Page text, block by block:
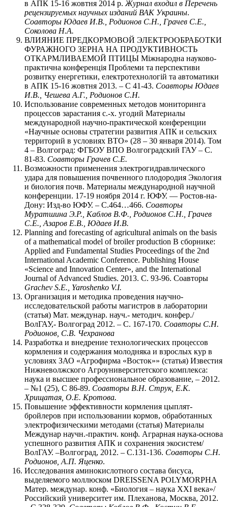
в АПК 15-16 жовтня 2014 р. Журнал входил в Перечень
рецензируемых научных изданий ВАК Украины.
Соавторы Юдаев И.В., Родионов С.Н., Грачев С.Е.,
Соколова Н.А.
ВЛИЯНИЕ ПРЕДКОРМОВОЙ ЭЛЕКТРООБРАБОТКИ
ФУРАЖНОГО ЗЕРНА НА ПРОДУКТИВНОСТЬ
ОТКАРМЛИВАЕМОЙ ПТИЦЫ Міжнародна науково-
практична конференція Проблеми та перспективи
розвитку енергетики, електротехнологій та автоматики
в АПК 15-16 жовтня 2013. – С 41-43. Соавторы Юдаев
И.В., Чешева А.Г., Родионов С.Н.
Использование современных методов мониторинга
процессов зарастания с.-х. угодий Материалы
международной научно-практической конференции
«Научные основы стратегии развития АПК и сельских
территорий в условиях ВТО» (28 – 30 января 2014). Том
4 – Волгоград: ФГБОУ ВПО Волгоградский ГАУ – С.
81-83. Соавторы Грачев С.Е.
Возможности применения электрогидравлического
удара для повышения почвенного плодородия Экология
и биология почв. Материалы международной научной
конференции. 17-19 ноября 2014 г. ЮФУ. — Ростов-на-
Дону: Изд-во ЮФУ. – С.464…466. Соавторы
Муратшина Э.Р., Каблов В.Ф., Родионов С.Н., Грачев
С.Е., Азаров Е.В., Юдаев И.В.
Planning and forecasting of agricultural animals on the basis
of a mathematical model of broiler production В сборнике:
Applied and Fundamental Studies Proceedings of the 2nd
International Academic Conference. Publishing House
«Science and Innovation Center», and the International
Journal of Advanced Studies. 2013. С. 93-96. Соавторы
Grachev S.E., Yaroshenko V.I.
Организация и методика проведения научно-
исследовательской работы магистров в лаборатории
(статья) Мат. междунар. науч.- методич. конфер./
ВолГАУ,- Волгоград 2012. – С. 167-170. Соавторы С.Н.
Родионов, С.В. Чехранова
Разработка и внедрение технологических процессов
кормления и содержания молодняка и взрослых кур в
условиях ЗАО «Агрофирма «Восток»» (статья) Известия
Нижневолжского Агроуниверситетского комплекса:
наука и высшее профессиональное образование, – 2012.
– №1 (25), С 86-89. Соавторы В.Н. Струк, Е.К.
Хрищатая, О.Е. Кротова.
Повышение эффективности кормления цыплят-
бройлеров при использовании кормов, обработанных
электрофизическими методами (статья) Материалы
Междунар научн.-практич. конф. Аграрная наука-основа
успешного развития АПК и сохранения экосистем/
ВолГАУ. –Волгоград, 2012. – С.131-136. Соавторы С.Н.
Родионов, А.П. Яценко.
Исследования аминокислотного состава бисуса,
выделяемого моллюском DREISSENA POLYMORPHA
Матер. междунар. конф. «Биология – наука XXI века»/
Российский университет им. Плеханова, Москва, 2012.